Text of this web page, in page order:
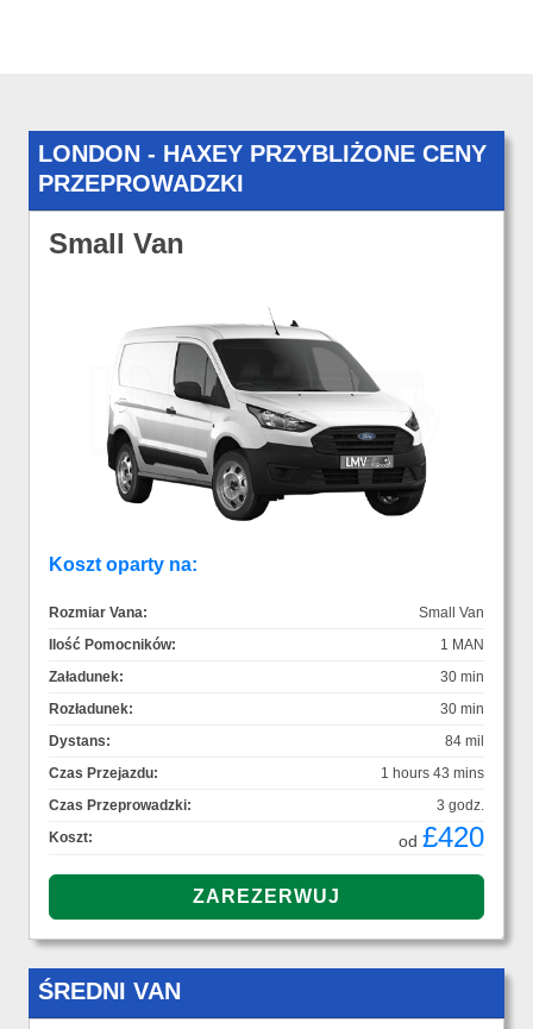
LONDON - HAXEY PRZYBLIŻONE CENY
PRZEPROWADZKI
Small Van
Koszt oparty na:
Rozmiar Vana:
Small Van
Ilość Pomocników:
1 MAN
Załadunek:
30 min
Rozładunek:
30 min
Dystans:
84 mil
Czas Przejazdu:
1 hours 43 mins
Czas Przeprowadzki:
3 godz.
Koszt:
od £420
ŚREDNI VAN